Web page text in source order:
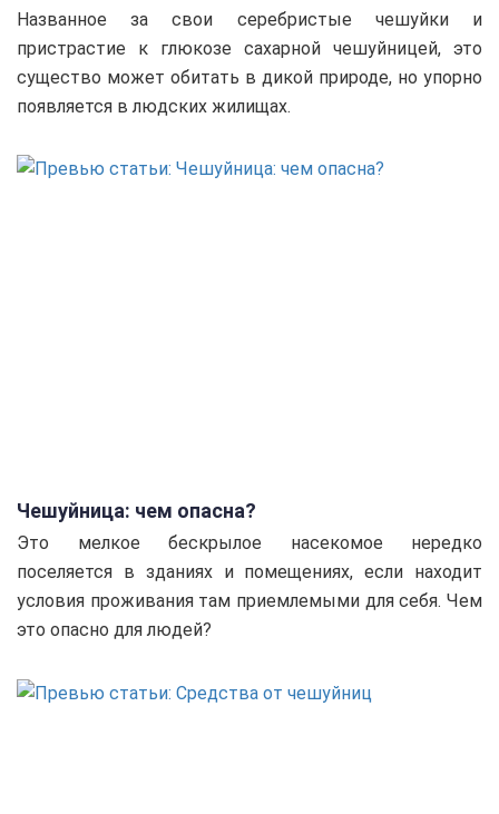
Названное за свои серебристые чешуйки и
пристрастие к глюкозе сахарной чешуйницей, это
существо может обитать в дикой природе, но упорно
появляется в людских жилищах.
Чешуйница: чем опасна?
Это мелкое бескрылое насекомое нередко
поселяется в зданиях и помещениях, если находит
условия проживания там приемлемыми для себя. Чем
это опасно для людей?